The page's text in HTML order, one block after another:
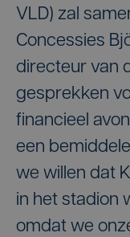
VLD) zal
Concessies
directeur van
gesprekken
financieel
een
we willen dat
in het stadion
omdat we